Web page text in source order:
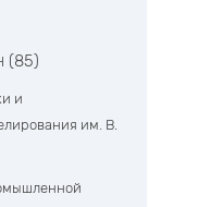
(85)
и
им. В.